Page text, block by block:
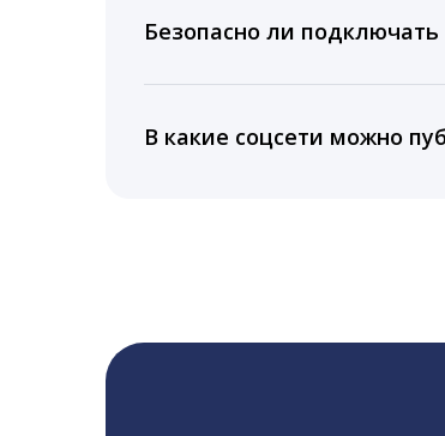
подключении тарифа Блогер.
5 лет.
Безопасно ли
информацию третьим лицам.
В какие соцсети можно